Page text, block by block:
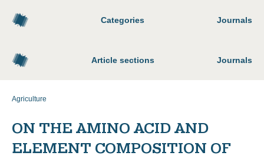
Categories Journals
Article sections Journals
Agriculture
ON THE AMINO ACID AND
ELEMENT COMPOSITION OF